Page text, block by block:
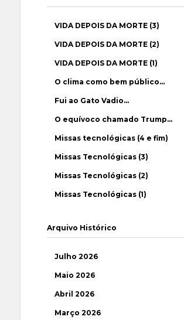
VIDA DEPOIS DA MORTE (3)
VIDA DEPOIS DA MORTE (2)
VIDA DEPOIS DA MORTE (1)
O clima como bem público…
Fui ao Gato Vadio…
O equívoco chamado Trump…
Missas tecnológicas (4 e fim)
Missas Tecnológicas (3)
Missas Tecnológicas (2)
Missas Tecnológicas (1)
Arquivo Histórico
Julho 2026
Maio 2026
Abril 2026
Março 2026